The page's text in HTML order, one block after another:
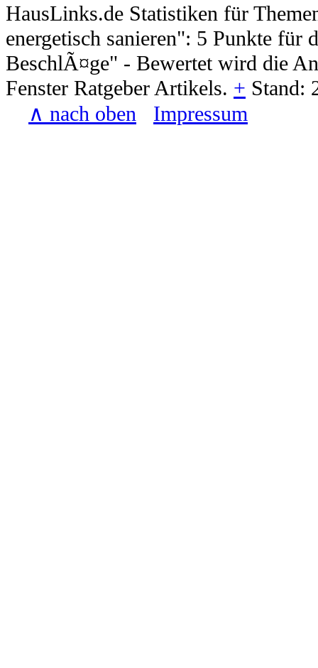
HausLinks.de Statistiken für
energetisch sanieren": 5 Punkte für
BeschlÃ¤ge" - Bewertet wird die
Fenster Ratgeber Artikels. + Stand:
∧ nach oben
Impressum